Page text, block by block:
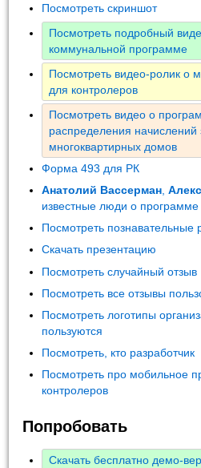
Посмотреть скриншот
Посмотреть подробный
коммунальной программе
Посмотреть видео-ролик о
для контролеров
Посмотреть видео о
распределения
многоквартирных домов
Форма 493 для РК
Анатолий Вассерман ,
известные люди о
Посмотреть познавательные
Скачать презентацию
Посмотреть случайный отзыв
Посмотреть все отзывы
Посмотреть логотипы
пользуются
Посмотреть, кто разработчик
Посмотреть про мобильное
контролеров
Попробовать
Скачать бесплатно демо-